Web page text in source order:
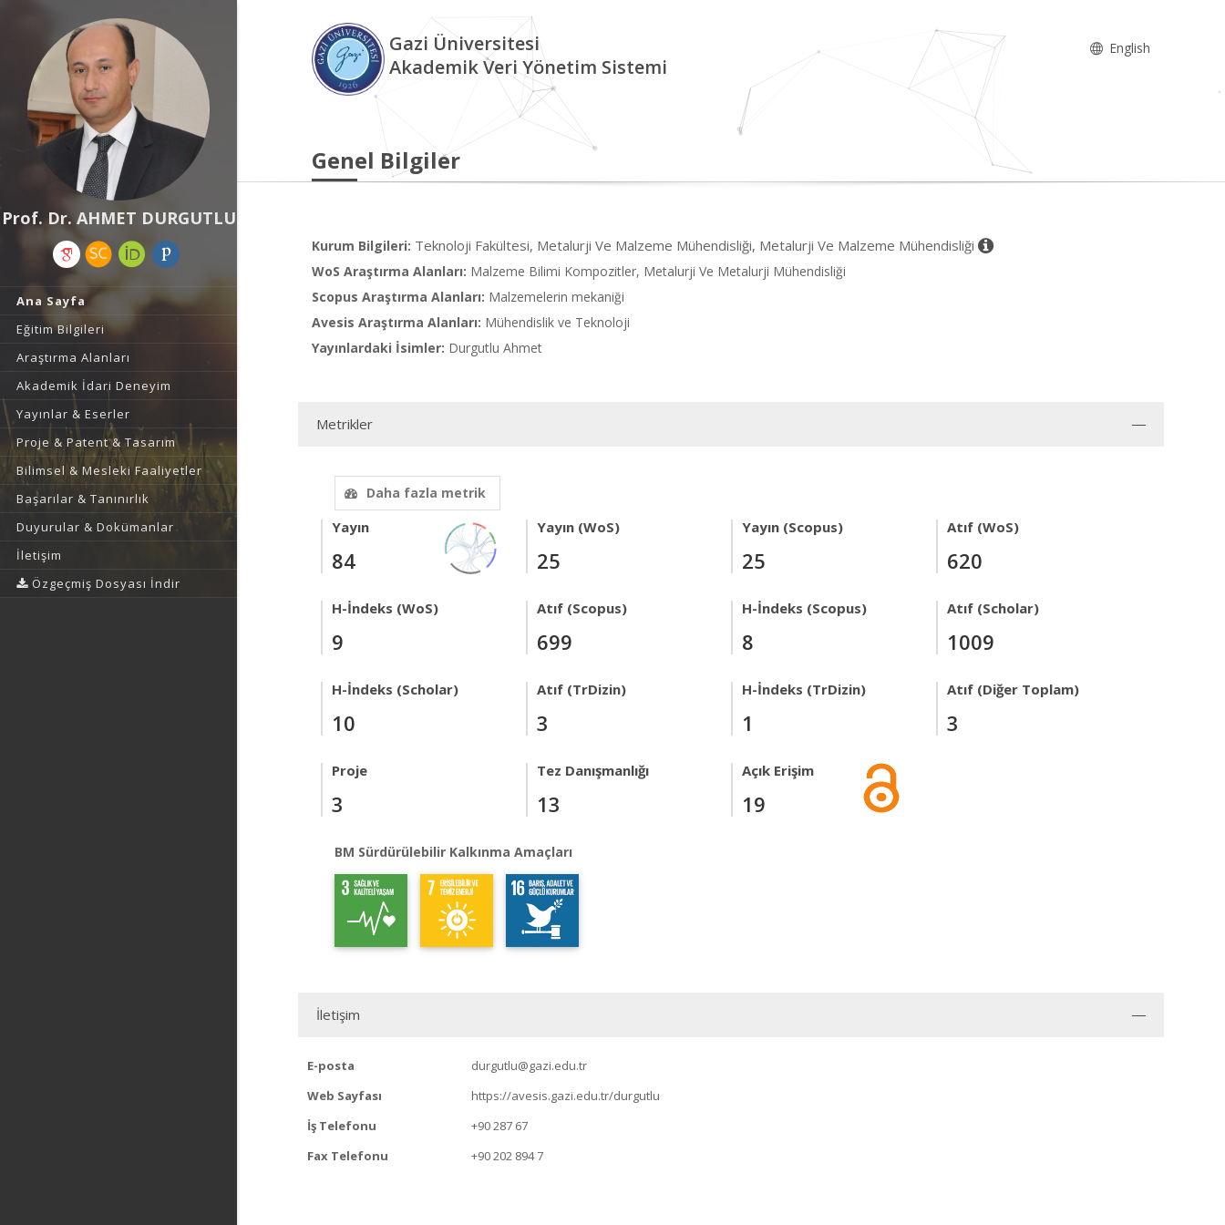
Prof. Dr. AHMET DURGUTLU
Ana Sayfa
Eğitim Bilgileri
Araştırma Alanları
Akademik İdari Deneyim
Yayınlar & Eserler
Proje & Patent & Tasarım
Bilimsel & Mesleki Faaliyetler
Başarılar & Tanınırlık
Duyurular & Dokümanlar
İletişim
Özgeçmiş Dosyası İndir
Gazi Üniversitesi
Akademik Veri Yönetim Sistemi
English
Genel Bilgiler
Kurum Bilgileri: Teknoloji Fakültesi, Metalurji Ve Malzeme Mühendisliği, Metalurji Ve Malzeme Mühendisliği
WoS Araştırma Alanları: Malzeme Bilimi Kompozitler, Metalurji Ve Metalurji Mühendisliği
Scopus Araştırma Alanları: Malzemelerin mekaniği
Avesis Araştırma Alanları: Mühendislik ve Teknoloji
Yayınlardaki İsimler: Durgutlu Ahmet
Metrikler
Daha fazla metrik
Yayın
84
Yayın (WoS)
25
Yayın (Scopus)
25
Atıf (WoS)
620
H-İndeks (WoS)
9
Atıf (Scopus)
699
H-İndeks (Scopus)
8
Atıf (Scholar)
1009
H-İndeks (Scholar)
10
Atıf (TrDizin)
3
H-İndeks (TrDizin)
1
Atıf (Diğer Toplam)
3
Proje
3
Tez Danışmanlığı
13
Açık Erişim
19
BM Sürdürülebilir Kalkınma Amaçları
İletişim
E-posta
durgutlu@gazi.edu.tr
Web Sayfası
https://avesis.gazi.edu.tr/durgutlu
İş Telefonu
+90 287 67
Fax Telefonu
+90 202 894 7